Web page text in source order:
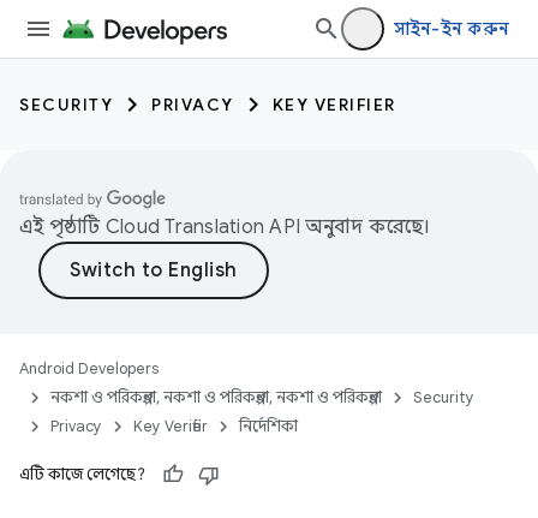
সাইন-ইন করুন
SECURITY PRIVACY KEY VERIFIER
এই পৃষ্ঠাটি Cloud Translation API অনুবাদ করেছে।
Android Developers
নকশা ও পরিকল্পনা, নকশা ও পরিকল্পনা, নকশা ও পরিকল্পনা
Security
Privacy
Key Verifier নির্দেশিকা
এটি কাজে লেগেছে?